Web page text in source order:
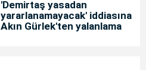
'Demirtaş yasadan
yararlanamayacak' iddiasına
Akın Gürlek'ten yalanlama